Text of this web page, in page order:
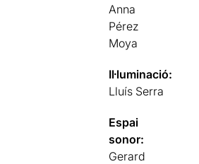
Anna
Pérez
Moya
Il·luminació:
Lluís Serra
Espai
sonor:
Gerard